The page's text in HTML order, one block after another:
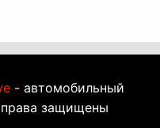
- автомобильный
защищены